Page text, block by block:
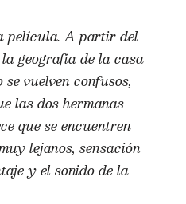
película. A partir del
geografía de la casa
vuelven confusos,
las dos hermanas
que se encuentren
lejanos, sensación
y el sonido de la